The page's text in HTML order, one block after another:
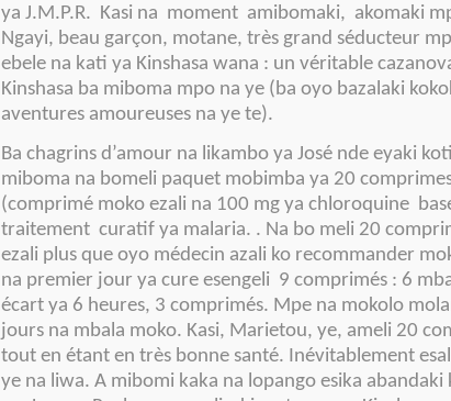
ya J.M.P.R. Kasi na moment amibomaki, akomaki
Ngayi, beau garçon, motane, très grand séducteur
ebele na kati ya Kinshasa wana : un véritable
Kinshasa ba miboma mpo na ye (ba oyo bazalaki
aventures amoureuses na ye te).
Ba chagrins d’amour na likambo ya José nde eyaki
miboma na bomeli paquet mobimba ya 20
(comprimé moko ezali na 100 mg ya chloroquine
traitement curatif ya malaria. . Na bo meli 20
ezali plus que oyo médecin azali ko recommander
na premier jour ya cure esengeli 9 comprimés : 6
écart ya 6 heures, 3 comprimés. Mpe na mokolo
jours na mbala moko. Kasi, Marietou, ye, ameli 20
tout en étant en très bonne santé. Inévitablement
ye na liwa. A mibomi kaka na lopango esika